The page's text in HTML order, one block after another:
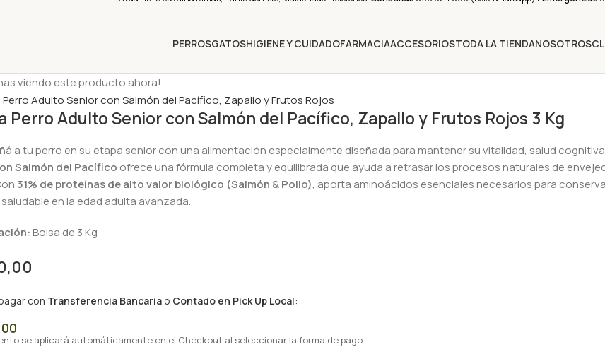
PERROSGATOSHIGIENE Y CUIDADOFARMACIAACCESORIOSTODA LA TIENDANOSOTROS
viendo este producto ahora!
Perro Adulto Senior con Salmón del Pacífico, Zapallo y Frutos Rojos 3 Kg
a tu perro en su etapa senior con una alimentación especialmente diseñada para mantener su vitalidad, salud
Salmón del Pacífico ofrece una fórmula completa y equilibrada que ayuda a retrasar los procesos naturales de
31% de proteínas de alto valor biológico (Salmón & Pollo), aporta aminoácidos esenciales necesarios para
en la edad adulta avanzada.
Bolsa de 3 Kg
con Transferencia Bancaria o Contado en Pick Up Local:
se aplicará automáticamente en el Checkout al seleccionar la forma de pago.